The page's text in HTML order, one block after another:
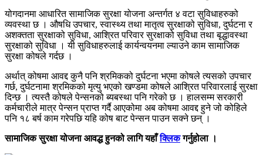
योगदानमा आधारित सामाजिक सुरक्षा योजना अन्तर्गत ४ वटा सुविधाहरुको
व्यवस्था छ । औषधि उपचार, स्वास्थ्य तथा मातृत्व सुरक्षाको सुविधा, दुर्घटना र
अशक्तता सुरक्षाको सुविधा, आश्रित परिवार सुरक्षाको सुविधा तथा बृद्धावस्था
सुरक्षाको सुविधा । यी सुविधाहरुलाई कार्यन्वयनमा ल्याउने काम सामाजिक
सुरक्षा कोषले गर्दछ ।
अर्थात् कोषमा आवद्द कुनै पनि श्रमिकको दुर्घटना भएमा कोषले त्यसको उपचार
गर्छ, दुर्घटनामा श्रमिकको मृत्यु भएको खण्डमा कोषले आश्रित परिवारलाई सुरक्षा
दिन्छ । त्यस्तै कोषले पेन्सनको ब्यबस्था पनि गरेको छ । हालसम्म सरकारी
कर्मचारीले मात्र पेन्सन प्राप्त गर्दै आएकोमा अब कोषमा आवद्द हुने जो कोहिले
पनि १८ बर्ष काम गरेपछि यहि कोष बाट पेन्सन पाउन सक्ने छन् ।
सामाजिक सुरक्षा योजना आवद्ध हुनको लागि यहाँक्लिकगर्नुहोला ।